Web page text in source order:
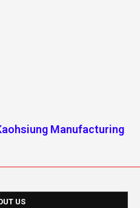
Manufacturing
US